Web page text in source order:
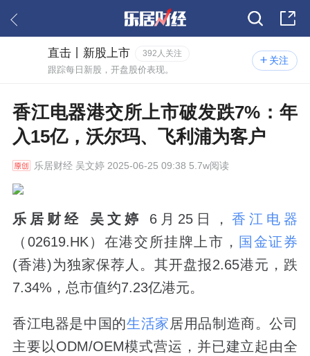
关注
直击丨新股上市 392人关注
跟踪每日新股，开盘股价表现。
香江电器港交所上市破发跌7%：年
入15亿，沃尔玛、飞利浦为客户
乐居财经吴文婷 2025-06-25 09:38 5.7w阅读
乐居财经 吴文婷 6月25日， 香江电器
（02619.HK）在港交所挂牌上市， 国金证券
(香港)为独家保荐人。其开盘报2.65港元，跌
7.34%，总市值约7.23亿港元。
香江电器是中国的生活家 居用品制造商。公司
主要以ODM/OEM模式营运，并已建立起由全